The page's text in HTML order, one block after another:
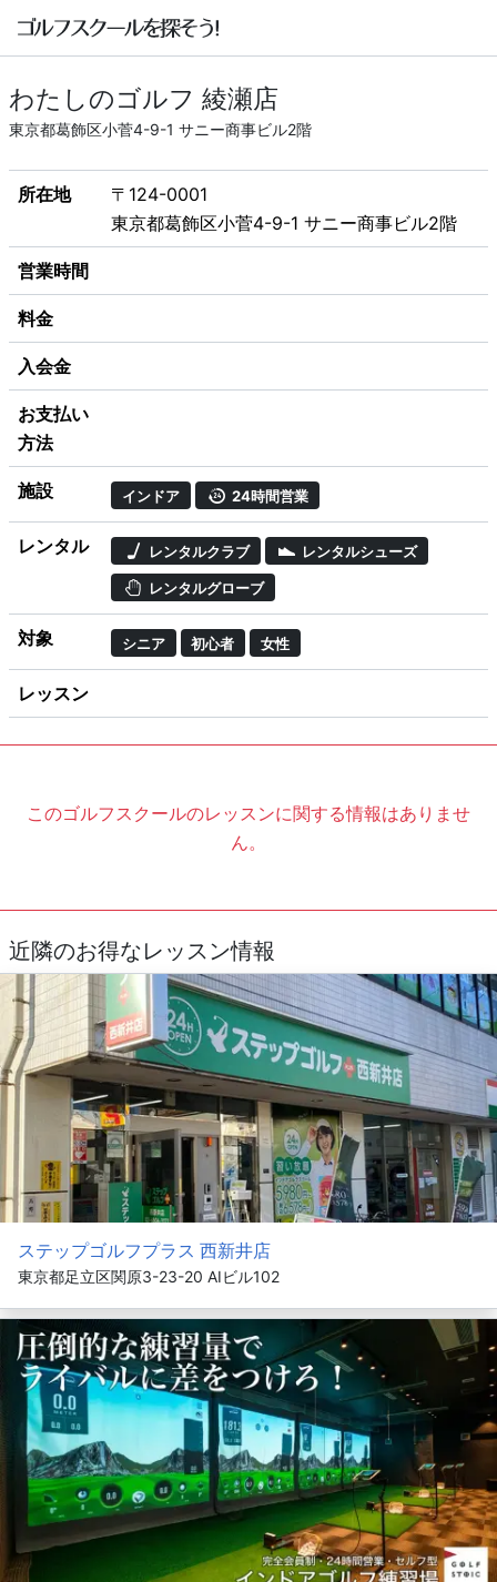
わたしのゴルフ 綾瀬店
東京都葛飾区小菅4-9-1 サニー商事ビル2階
所在地
〒124-0001
東京都葛飾区小菅4-9-1 サニー商事ビル2階
営業時間
料金
入会金
お支払い
方法
施設 インドア 24時間営業
レンタル レンタルクラブ レンタルシューズ
レンタルグローブ
対象 シニア 初心者 女性
レッスン
このゴルフスクールのレッスンに関する情報はありませ
ん。
近隣のお得なレッスン情報
ステップゴルフプラス 西新井店
東京都足立区関原3-23-20 AIビル102